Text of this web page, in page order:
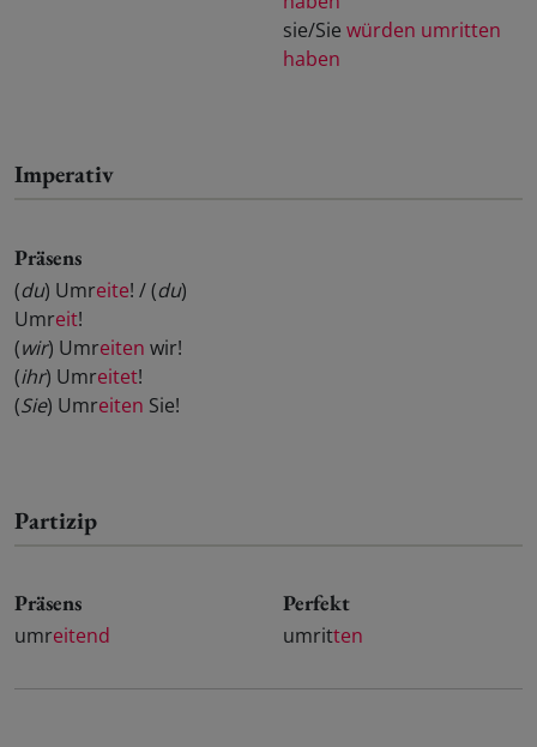
sie/Sie würden umritten
haben
Imperativ
Präsens
(du) Umreite! / (du)
Umreit!
(wir) Umreiten wir!
(ihr) Umreitet!
(Sie) Umreiten Sie!
Partizip
Präsens
umreitend
Perfekt
umritten